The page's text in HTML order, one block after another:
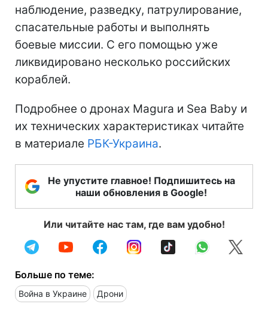
наблюдение, разведку, патрулирование,
спасательные работы и выполнять
боевые миссии. С его помощью уже
ликвидировано несколько российских
кораблей.
Подробнее о дронах Magura и Sea Baby и
их технических характеристиках читайте
в материале РБК-Украина.
Не упустите главное! Подпишитесь на
наши обновления в Google!
Или читайте нас там, где вам удобно!
Больше по теме:
Война в Украине Дрони